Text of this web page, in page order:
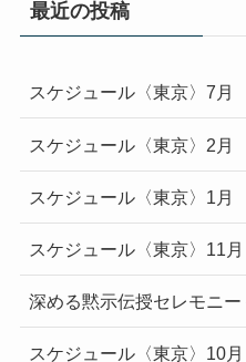
最近の投稿
スケジュール〈東京〉7月
スケジュール〈東京〉2月
スケジュール〈東京〉1月
スケジュール〈東京〉11月
深める黙示伝授セレモニ
スケジュール〈東京〉10月